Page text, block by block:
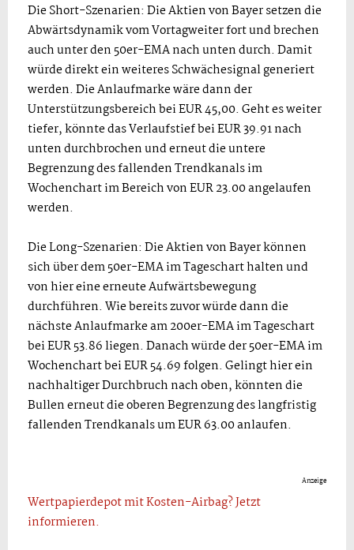
Die Short-Szenarien: Die Aktien von Bayer setzen die
Abwärtsdynamik vom Vortagweiter fort und brechen
auch unter den 50er-EMA nach unten durch. Damit
würde direkt ein weiteres Schwächesignal generiert
werden. Die Anlaufmarke wäre dann der
Unterstützungsbereich bei EUR 45,00. Geht es weiter
tiefer, könnte das Verlaufstief bei EUR 39.91 nach
unten durchbrochen und erneut die untere
Begrenzung des fallenden Trendkanals im
Wochenchart im Bereich von EUR 23.00 angelaufen
werden.
Die Long-Szenarien: Die Aktien von Bayer können
sich über dem 50er-EMA im Tageschart halten und
von hier eine erneute Aufwärtsbewegung
durchführen. Wie bereits zuvor würde dann die
nächste Anlaufmarke am 200er-EMA im Tageschart
bei EUR 53.86 liegen. Danach würde der 50er-EMA im
Wochenchart bei EUR 54.69 folgen. Gelingt hier ein
nachhaltiger Durchbruch nach oben, könnten die
Bullen erneut die oberen Begrenzung des langfristig
fallenden Trendkanals um EUR 63.00 anlaufen.
Anzeige
Wertpapierdepot mit Kosten-Airbag? Jetzt
informieren.